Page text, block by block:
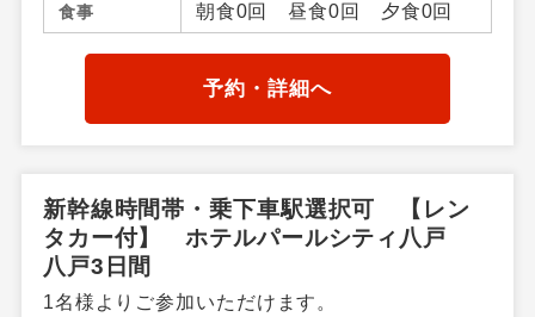
食事 朝食0回 昼食0回 夕食0回
予約・詳細へ
新幹線時間帯・乗下車駅選択可 【レン
タカー付】 ホテルパールシティ八戸
八戸3日間
1名様よりご参加いただけます。